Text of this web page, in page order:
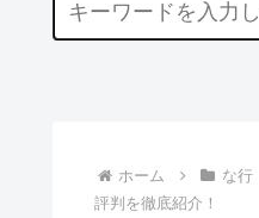
ホーム な行
評判を徹底紹介！